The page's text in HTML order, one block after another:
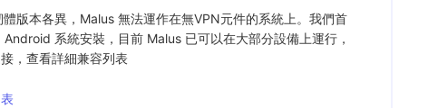
版本各異，Malus 無法運作在無VPN元件的系統上。我們首
系統安裝，目前 Malus 已可以在大部分設備上運行，
，查看詳細兼容列表